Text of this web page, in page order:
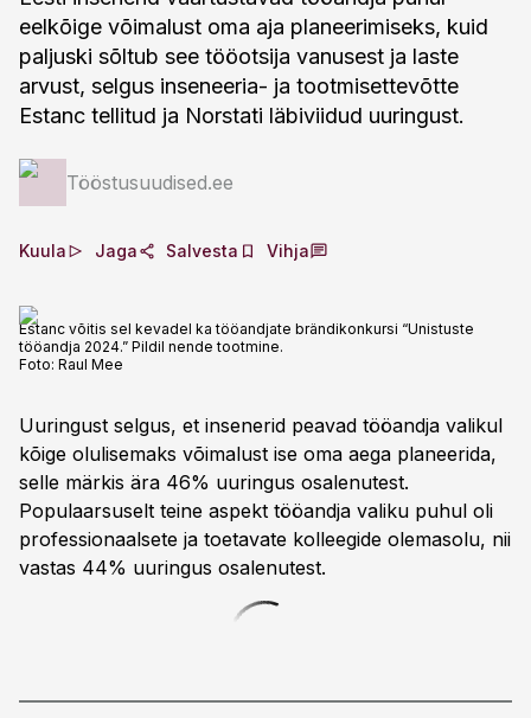
eelkõige võimalust oma aja planeerimiseks, kuid
paljuski sõltub see tööotsija vanusest ja laste
arvust, selgus inseneeria- ja tootmisettevõtte
Estanc tellitud ja Norstati läbiviidud uuringust.
Tööstusuudised.ee
Kuula Jaga Salvesta Vihja
Estanc võitis sel kevadel ka tööandjate brändikonkursi “Unistuste
tööandja 2024.” Pildil nende tootmine.
Foto: Raul Mee
Uuringust selgus, et insenerid peavad tööandja valikul
kõige olulisemaks võimalust ise oma aega planeerida,
selle märkis ära 46% uuringus osalenutest.
Populaarsuselt teine aspekt tööandja valiku puhul oli
professionaalsete ja toetavate kolleegide olemasolu, nii
vastas 44% uuringus osalenutest.